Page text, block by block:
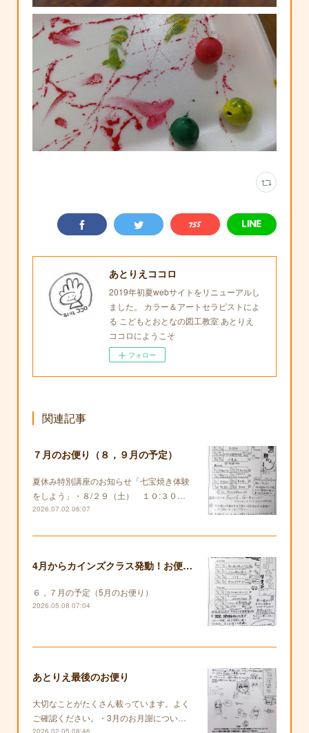
あとりえココロ
2019年初夏webサイトをリニューアルし
ました。 カラー＆アートセラピストによ
る こどもとおとなの図工教室 あとりえ
ココロにようこそ
フォロー
関連記事
７月のお便り（８，９月の予定）
夏休み特別講座のお知らせ「七宝焼き体験
をしよう」・８/２９（土） １０:３０…
2026.07.02 06:07
4月からカインズクラス発動！お便りも復活します！
６，７月の予定（5月のお便り）
2026.05.08 07:04
あとりえ最後のお便り
大切なことがたくさん載っています。よく
ご確認ください。・3月のお月謝につい…
2026.02.05 08:46